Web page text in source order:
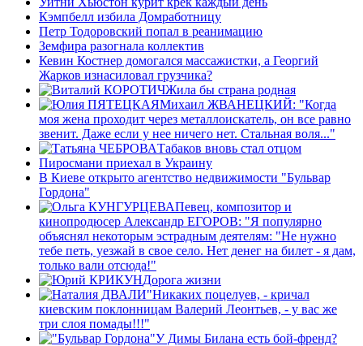
Кэмпбелл избила Домработницу
Петр Тодоровский попал в реанимацию
Земфира разогнала коллектив
Кевин Костнер домогался массажистки, а Георгий
Жарков изнасиловал грузчика?
Жила бы страна родная
Михаил ЖВАНЕЦКИЙ: "Когда
моя жена проходит через металлоискатель, он все равно
звенит. Даже если у нее ничего нет. Стальная воля..."
Табаков вновь стал отцом
Пиросмани приехал в Украину
В Киеве открыто агентство недвижимости "Бульвар
Гордона"
Певец, композитор и
кинопродюсер Александр ЕГОРОВ: "Я популярно
объяснял некоторым эстрадным деятелям: "Не нужно
тебе петь, уезжай в свое село. Нет денег на билет - я дам,
только вали отсюда!"
Дорога жизни
"Никаких поцелуев, - кричал
киевским поклонницам Валерий Леонтьев, - у вас же
три слоя помады!!!"
У Димы Билана есть бой-френд?